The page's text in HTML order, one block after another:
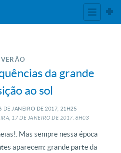
VERÃO
da grande
ao sol
DE JANEIRO DE 2017, 21H25
17DE JANEIRO DE 2017, 8H03
Mas sempre nessa época
aparecem: grande parte da